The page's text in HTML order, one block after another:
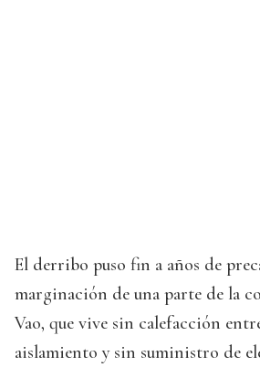
El derribo puso fin a años de
marginación de una parte de la
Vao, que vive sin calefacción
aislamiento y sin suministro de